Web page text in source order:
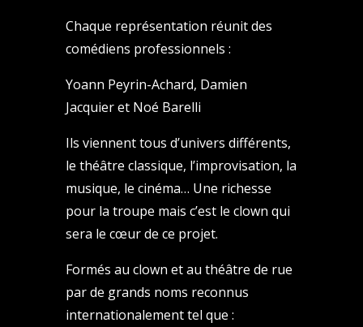
Chaque représentation réunit des
comédiens professionnels :
Yoann Peyrin-Achard, Damien
Jacquier et Noé Barelli
Ils viennent tous d’univers différents,
le théâtre classique, l’improvisation, la
musique, le cinéma… Une richesse
pour la troupe mais c’est le clown qui
sera le cœur de ce projet.
Formés au clown et au théâtre de rue
par de grands noms reconnus
internationalement tel que :